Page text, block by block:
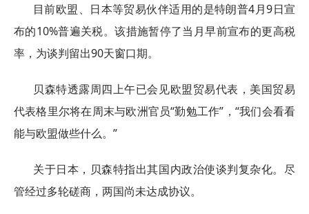
目前欧盟、日本等贸易伙伴适用的是特朗普4月9日宣
布的10%普遍关税。该措施暂停了当月早前宣布的更高税
率，为谈判留出90天窗口期。
贝森特透露周四上午已会见欧盟贸易代表，美国贸易
代表格里尔将在周末与欧洲官员“勤勉工作”，“我们会看看
能与欧盟做些什么。”
关于日本，贝森特指出其国内政治使谈判复杂化。尽
管经过多轮磋商，两国尚未达成协议。